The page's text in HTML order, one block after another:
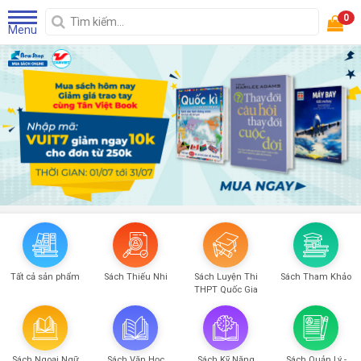
Menu
0
Tất cả sản phẩm Sách Thiếu Nhi
Sách Luyện Thi
THPT Quốc Gia
Sách Tham Khảo